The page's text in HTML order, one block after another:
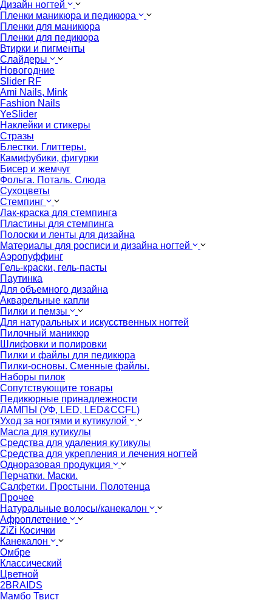
Дизайн ногтей
Пленки маникюра и педикюра
Пленки для маникюра
Пленки для педикюра
Втирки и пигменты
Слайдеры
Новогодние
Slider RF
Ami Nails, Mink
Fashion Nails
YeSlider
Наклейки и стикеры
Стразы
Блестки. Глиттеры.
Камифубики, фигурки
Бисер и жемчуг
Фольга. Поталь. Слюда
Сухоцветы
Стемпинг
Лак-краска для стемпинга
Пластины для стемпинга
Полоски и ленты для дизайна
Материалы для росписи и дизайна ногтей
Аэропуффинг
Гель-краски, гель-пасты
Паутинка
Для объемного дизайна
Акварельные капли
Пилки и пемзы
Для натуральных и искусственных ногтей
Пилочный маникюр
Шлифовки и полировки
Пилки и файлы для педикюра
Пилки-основы. Сменные файлы.
Наборы пилок
Сопутствующите товары
Педикюрные принадлежности
ЛАМПЫ (УФ, LED, LED&CCFL)
Уход за ногтями и кутикулой
Масла для кутикулы
Средства для удаления кутикулы
Средства для укрепления и лечения ногтей
Одноразовая продукция
Перчатки. Маски.
Салфетки. Простыни. Полотенца
Прочее
Натуральные волосы/канекалон
Афроплетение
ZiZi Косички
Канекалон
Омбре
Классический
Цветной
2BRAIDS
Мамбо Твист